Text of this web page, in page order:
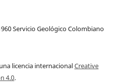
Servicio Geológico Colombiano
licencia internacionalCreative
4.0.